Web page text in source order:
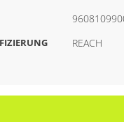
REACH